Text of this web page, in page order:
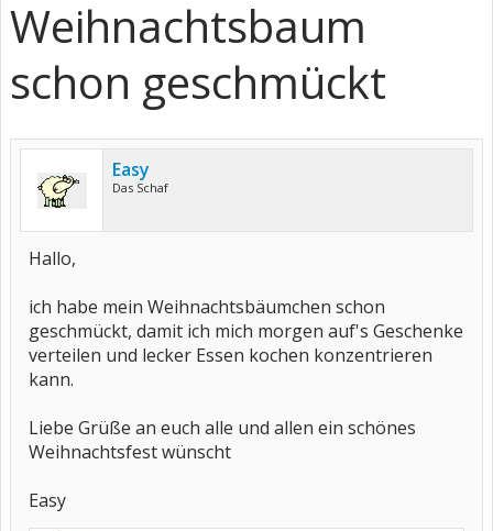
Weihnachtsbaum
schon geschmückt
Easy
Das Schaf
Hallo,
ich habe mein Weihnachtsbäumchen schon
geschmückt, damit ich mich morgen auf's Geschenke
verteilen und lecker Essen kochen konzentrieren
kann.
Liebe Grüße an euch alle und allen ein schönes
Weihnachtsfest wünscht
Easy